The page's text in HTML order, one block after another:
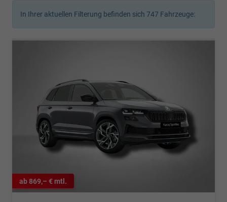
In Ihrer aktuellen Filterung befinden sich 747 Fahrzeuge:
ab 869,– € mtl.